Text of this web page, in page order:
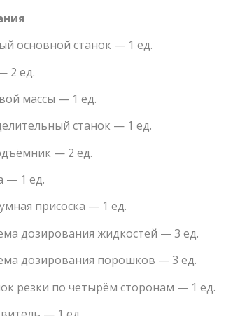
основной станок — 1 ед.
2 ед.
массы — 1 ед.
станок — 1 ед.
— 2 ед.
— 1 ед.
присоска — 1 ед.
дозирования жидкостей — 3 ед.
дозирования порошков — 3 ед.
резки по четырём сторонам — 1 ед.